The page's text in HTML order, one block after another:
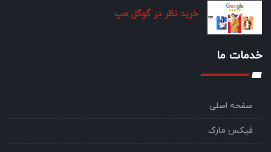
خرید نظر در گوگل مپ
خدمات ما
صفحه اصلی
فیکس مارک